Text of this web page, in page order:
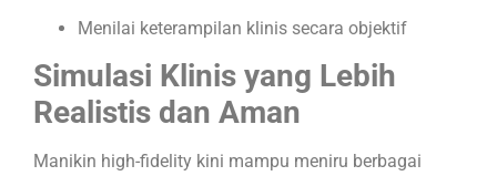
Menilai keterampilan klinis secara objektif
Simulasi Klinis yang Lebih
Realistis dan Aman
Manikin high-fidelity kini mampu meniru berbagai